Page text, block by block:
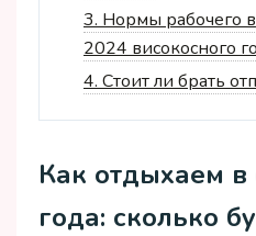
3. Нормы рабочего
2024 високосного
4. Стоит ли брать
Как отдыхаем
года: сколько